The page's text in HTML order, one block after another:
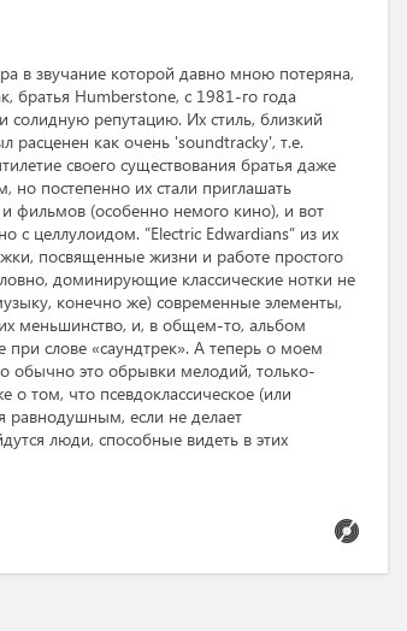
в звучание которой давно мною потеряна,
братья Humberstone, с 1981-го года
репутацию. Их стиль, близкий
расценен как очень 'soundtracky', т.е.
своего существования братья даже
постепенно их стали приглашать
фильмов (особенно немого кино), и вот
с целлулоидом. ”Electric Edwardians” из их
посвященные жизни и работе простого
доминирующие классические нотки не
конечно же) современные элементы,
меньшинство, и, в общем-то, альбом
при слове «саундтрек». А теперь о моем
обычно это обрывки мелодий, только-
том, что псевдоклассическое (или
равнодушным, если не делает
люди, способные видеть в этих